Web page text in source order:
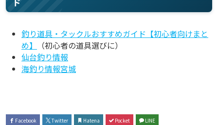
ド
釣り道具・タックルおすすめガイド【初心者向けまと
め】
（初心者の道具選びに）
仙台釣り情報
海釣り情報宮城
Facebook Twitter Hatena Pocket LINE